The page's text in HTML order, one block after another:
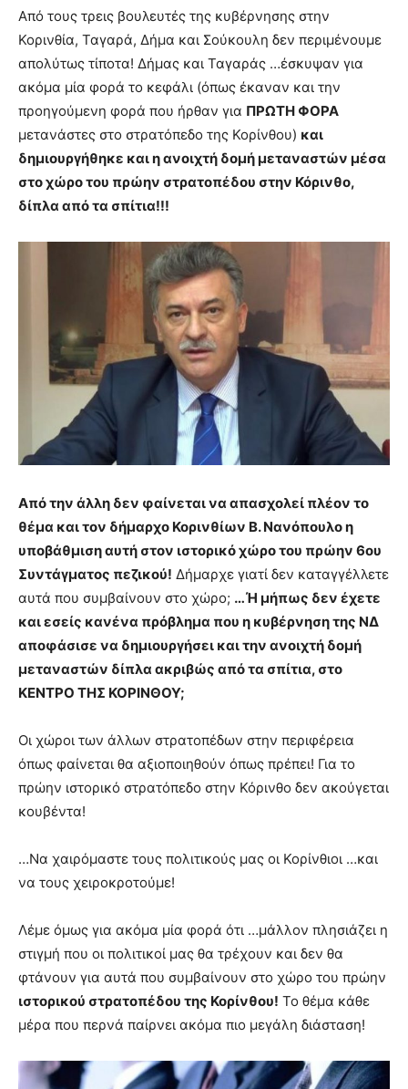
Από τους τρεις βουλευτές της κυβέρνησης στην
Κορινθία, Ταγαρά, Δήμα και Σούκουλη δεν περιμένουμε
απολύτως τίποτα! Δήμας και Ταγαράς …έσκυψαν για
ακόμα μία φορά το κεφάλι (όπως έκαναν και την
προηγούμενη φορά που ήρθαν για ΠΡΩΤΗ ΦΟΡΑ
μετανάστες στο στρατόπεδο της Κορίνθου) και
δημιουργήθηκε και η ανοιχτή δομή μεταναστών μέσα
στο χώρο του πρώην στρατοπέδου στην Κόρινθο,
δίπλα από τα σπίτια!!!
Από την άλλη δεν φαίνεται να απασχολεί πλέον το
θέμα και τον δήμαρχο Κορινθίων Β. Νανόπουλο η
υποβάθμιση αυτή στον ιστορικό χώρο του πρώην 6ου
Συντάγματος πεζικού! Δήμαρχε γιατί δεν καταγγέλλετε
αυτά που συμβαίνουν στο χώρο; …Ή μήπως δεν έχετε
και εσείς κανένα πρόβλημα που η κυβέρνηση της ΝΔ
αποφάσισε να δημιουργήσει και την ανοιχτή δομή
μεταναστών δίπλα ακριβώς από τα σπίτια, στο
ΚΕΝΤΡΟ ΤΗΣ ΚΟΡΙΝΘΟΥ;
Οι χώροι των άλλων στρατοπέδων στην περιφέρεια
όπως φαίνεται θα αξιοποιηθούν όπως πρέπει! Για το
πρώην ιστορικό στρατόπεδο στην Κόρινθο δεν ακούγεται
κουβέντα!
…Να χαιρόμαστε τους πολιτικούς μας οι Κορίνθιοι …και
να τους χειροκροτούμε!
Λέμε όμως για ακόμα μία φορά ότι …μάλλον πλησιάζει η
στιγμή που οι πολιτικοί μας θα τρέχουν και δεν θα
φτάνουν για αυτά που συμβαίνουν στο χώρο του πρώην
ιστορικού στρατοπέδου της Κορίνθου! Το θέμα κάθε
μέρα που περνά παίρνει ακόμα πιο μεγάλη διάσταση!